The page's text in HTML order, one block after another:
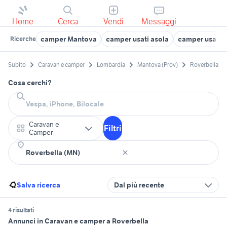
Home Cerca Vendi Messaggi
Ricerche camper Mantova camper usati asola camper usati
Subito Caravan e camper Lombardia Mantova (Prov) Roverbella
Cosa cerchi?
Caravan e
Camper
Filtri
Salva ricerca Dal più recente
4 risultati
Annunci in Caravan e camper a Roverbella